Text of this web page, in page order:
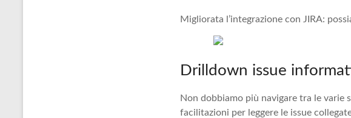
Migliorata l’integrazione con JIRA:
Drilldown issue
Non dobbiamo più navigare tra le varie
facilitazioni per leggere le issue